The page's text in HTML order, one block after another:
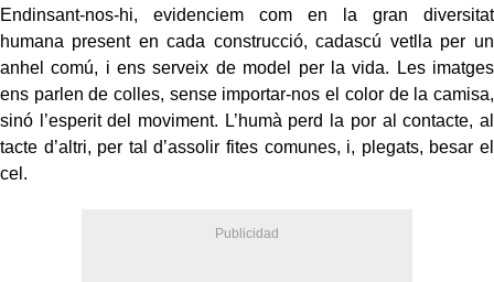
Endinsant-nos-hi, evidenciem com en la gran diversitat
humana present en cada construcció, cadascú vetlla per un
anhel comú, i ens serveix de model per la vida. Les imatges
ens parlen de colles, sense importar-nos el color de la camisa,
sinó l’esperit del moviment. L’humà perd la por al contacte, al
tacte d’altri, per tal d’assolir fites comunes, i, plegats, besar el
cel.